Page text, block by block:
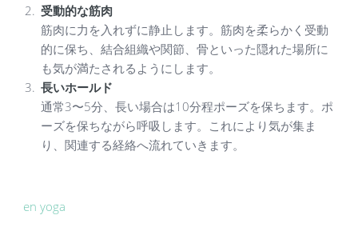
受動的な筋肉
筋肉に力を入れずに静止します。筋肉を柔らかく受動
的に保ち、結合組織や関節、骨といった隠れた場所に
も気が満たされるようにします。
長いホールド
通常3〜5分、長い場合は10分程ポーズを保ちます。ポ
ーズを保ちながら呼吸します。これにより気が集ま
り、関連する経絡へ流れていきます。
en yoga